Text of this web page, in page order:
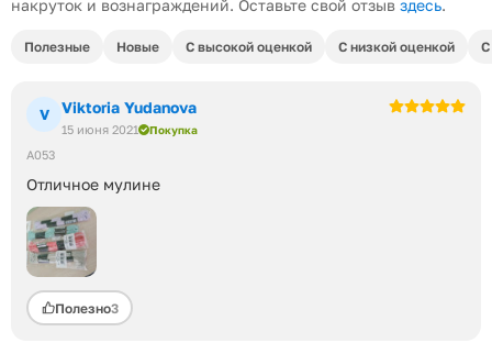
накруток и вознаграждений. Оставьте свой отзыв здесь.
Полезные Новые С высокой оценкой С низкой оценкой С
V Viktoria Yudanova
15 июня 2021 Покупка
A053
Отличное мулине
Полезно3